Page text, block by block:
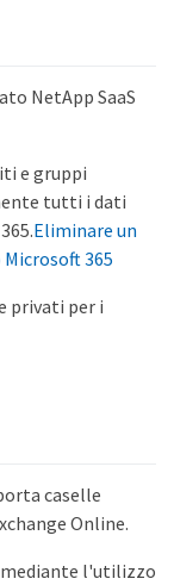
NetApp SaaS
e gruppi
tutti i dati
Eliminare un
365
privati per i
caselle
Online.
mediante l'utilizzo